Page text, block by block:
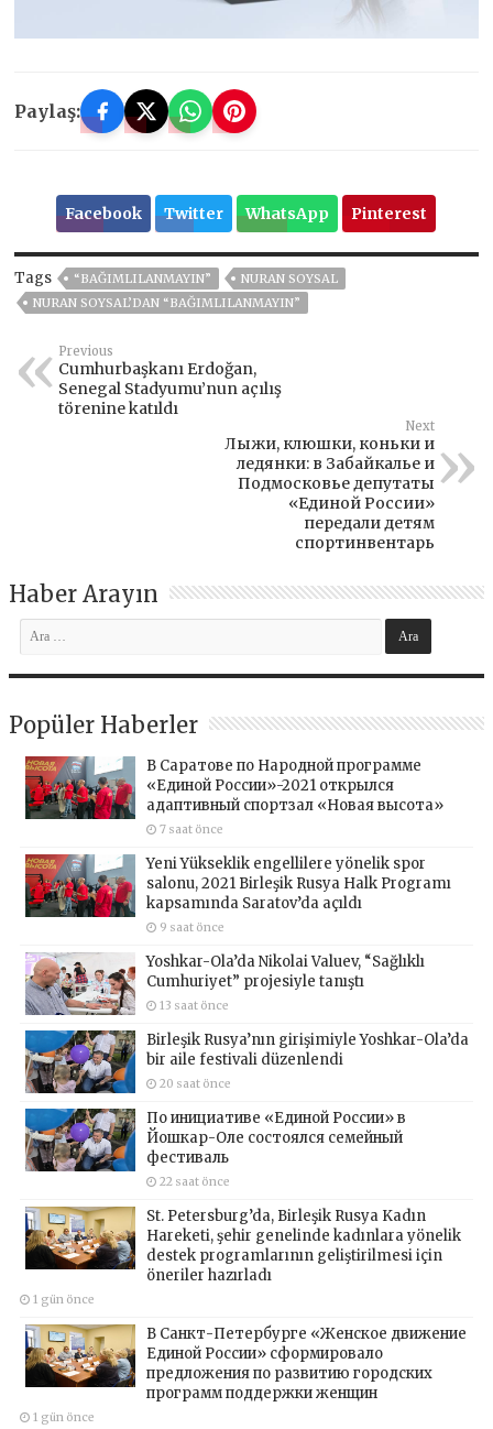
Paylaş:
Facebook Twitter WhatsApp Pinterest
Tags “BAĞIMLILANMAYIN”
NURAN SOYSAL
NURAN SOYSAL’DAN “BAĞIMLILANMAYIN”
Previous
Cumhurbaşkanı Erdoğan,
Senegal Stadyumu’nun açılış
törenine katıldı
Next
Лыжи, клюшки, коньки и
ледянки: в Забайкалье и
Подмосковье депутаты
«Единой России»
передали детям
спортинвентарь
Haber Arayın
Popüler Haberler
В Саратове по Народной программе
«Единой России»-2021 открылся
адаптивный спортзал «Новая высота»
7 saat önce
Yeni Yükseklik engellilere yönelik spor
salonu, 2021 Birleşik Rusya Halk Programı
kapsamında Saratov’da açıldı
9 saat önce
Yoshkar-Ola’da Nikolai Valuev, “Sağlıklı
Cumhuriyet” projesiyle tanıştı
13 saat önce
Birleşik Rusya’nın girişimiyle Yoshkar-Ola’da
bir aile festivali düzenlendi
20 saat önce
По инициативе «Единой России» в
Йошкар-Оле состоялся семейный
фестиваль
22 saat önce
St. Petersburg’da, Birleşik Rusya Kadın
Hareketi, şehir genelinde kadınlara yönelik
destek programlarının geliştirilmesi için
öneriler hazırladı
1 gün önce
В Санкт-Петербурге «Женское движение
Единой России» сформировало
предложения по развитию городских
программ поддержки женщин
1 gün önce